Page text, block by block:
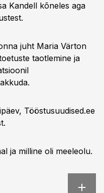
Kandell kõneles aga
juht Maria Värton
taotlemine ja
Tööstusuudised.ee
ja milline oli meeleolu.